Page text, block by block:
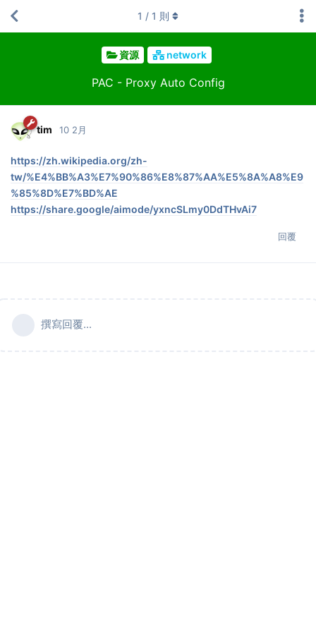
資源 network
PAC - Proxy Auto Config
1 / 1 則
tim 10 2月
https://zh.wikipedia.org/zh-
tw/%E4%BB%A3%E7%90%86%E8%87%AA%E5%8A%A8%E9
%85%8D%E7%BD%AE
https://share.google/aimode/yxncSLmy0DdTHvAi7
回覆
撰寫回覆...